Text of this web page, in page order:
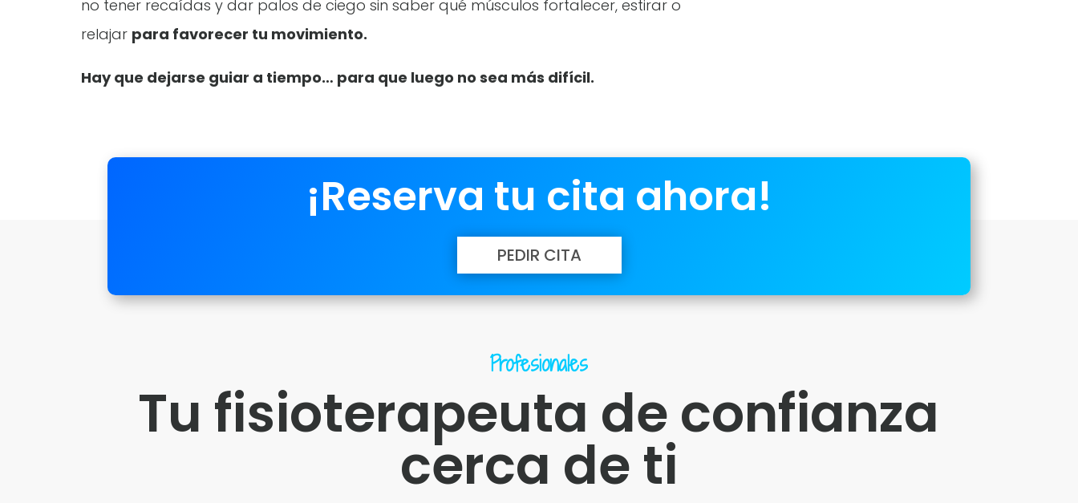
no tener recaídas y dar palos de ciego sin saber qué músculos fortalecer, estirar o
relajar para favorecer tu movimiento.
Hay que dejarse guiar a tiempo… para que luego no sea más difícil.
¡Reserva tu cita ahora!
PEDIR CITA
Profesionales
Tu fisioterapeuta de confianza
cerca de ti